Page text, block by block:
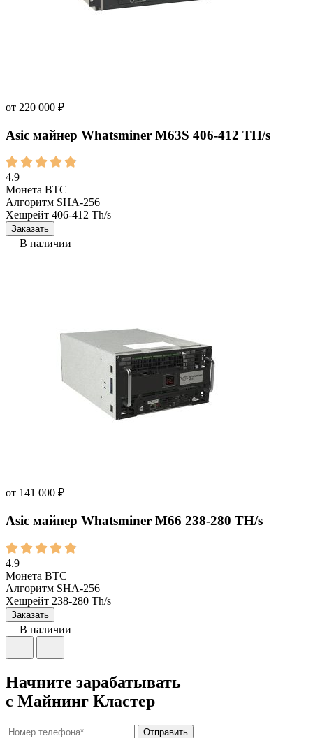
от 220 000 ₽
Asic майнер Whatsminer M63S 406-412 TH/s
4.9
Монета BTC
Алгоритм SHA-256
Хешрейт 406-412 Th/s
Заказать
В наличии
от 141 000 ₽
Asic майнер Whatsminer M66 238-280 TH/s
4.9
Монета BTC
Алгоритм SHA-256
Хешрейт 238-280 Th/s
Заказать
В наличии
Начните зарабатывать
с Майнинг Кластер
Отправить